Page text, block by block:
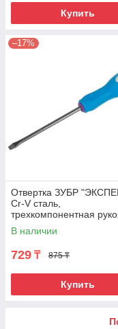
Купить
–17%
Отвертка ЗУБР
Cr-V сталь,
трехкомпонентная
цветовая индикация
шлица, SL, 5,5x100мм
В наличии
729 ₸ 875 ₸
Купить